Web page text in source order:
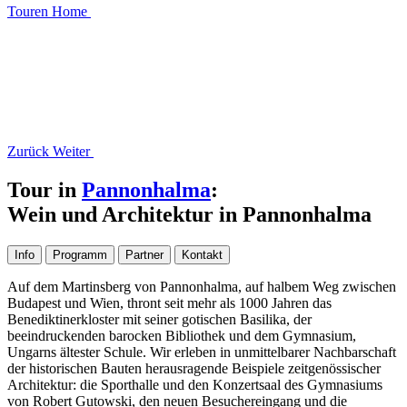
Touren Home
Zurück Weiter
Tour in Pannonhalma:
Wein und Architektur in Pannonhalma
Info Programm Partner Kontakt
Auf dem Martinsberg von Pannonhalma, auf halbem Weg zwischen
Budapest und Wien, thront seit mehr als 1000 Jahren das
Benediktinerkloster mit seiner gotischen Basilika, der
beeindruckenden barocken Bibliothek und dem Gymnasium,
Ungarns ältester Schule. Wir erleben in unmittelbarer Nachbarschaft
der historischen Bauten herausragende Beispiele zeitgenössischer
Architektur: die Sporthalle und den Konzertsaal des Gymnasiums
von Robert Gutowski, den neuen Besuchereingang und die